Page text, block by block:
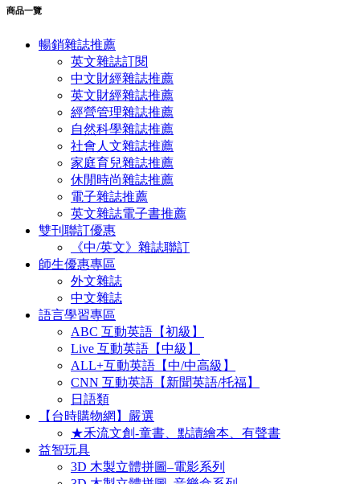
商品一覽
暢銷雜誌推薦
英文雜誌訂閱
中文財經雜誌推薦
英文財經雜誌推薦
經營管理雜誌推薦
自然科學雜誌推薦
社會人文雜誌推薦
家庭育兒雜誌推薦
休閒時尚雜誌推薦
電子雜誌推薦
英文雜誌電子書推薦
雙刊聯訂優惠
《中/英文》雜誌聯訂
師生優惠專區
外文雜誌
中文雜誌
語言學習專區
ABC 互動英語【初級】
Live 互動英語【中級】
ALL+互動英語【中/中高級】
CNN 互動英語【新聞英語/托福】
日語類
【台時購物網】嚴選
★禾流文創-童書、點讀繪本、有聲書
益智玩具
3D 木製立體拼圖–電影系列